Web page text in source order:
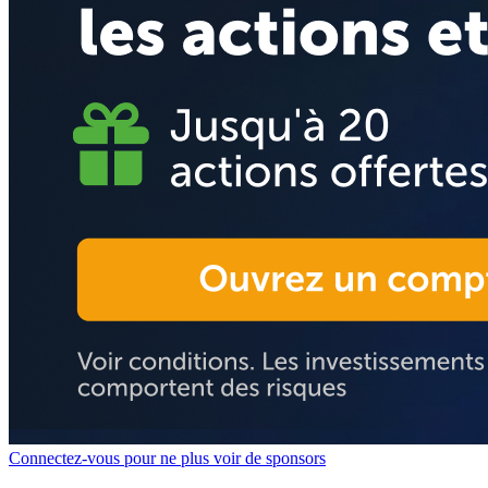
Connectez-vous pour ne plus voir de sponsors